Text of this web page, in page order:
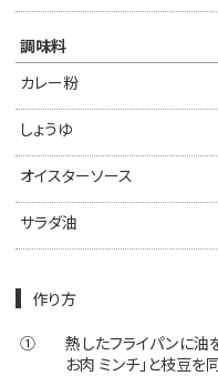
調味料
カレー粉
しょうゆ
オイスターソース
サラダ油
作り方
①
熱したフライパンに油
お肉 ミンチ」と枝豆